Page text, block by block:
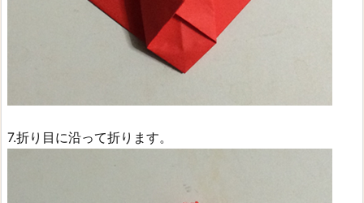
7.折り目に沿って折ります。